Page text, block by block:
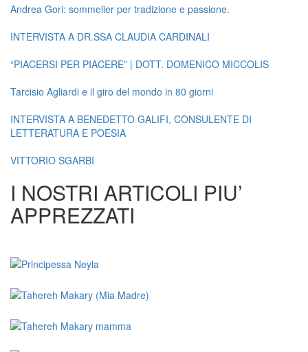
Andrea Gori: sommelier per tradizione e passione.
INTERVISTA A DR.SSA CLAUDIA CARDINALI
“PIACERSI PER PIACERE” | DOTT. DOMENICO MICCOLIS
Tarcisio Agliardi e il giro del mondo in 80 giorni
INTERVISTA A BENEDETTO GALIFI, CONSULENTE DI
LETTERATURA E POESIA
VITTORIO SGARBI
I NOSTRI ARTICOLI PIU’
APPREZZATI